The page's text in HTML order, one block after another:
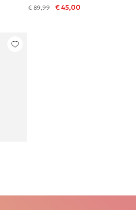
€ 89,99 € 45,00